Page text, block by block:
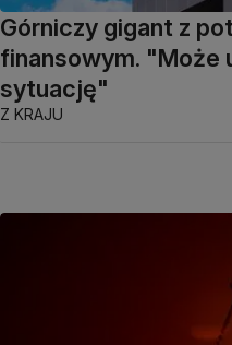
Górniczy gigant z
finansowym. "Może
sytuację"
Z KRAJU